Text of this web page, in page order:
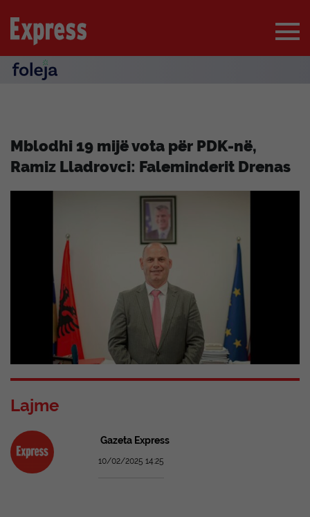
Mblodhi 19 mijë vota për PDK-në,
Ramiz Lladrovci: Faleminderit Drenas
Lajme
Gazeta Express
10/02/2025 14:25